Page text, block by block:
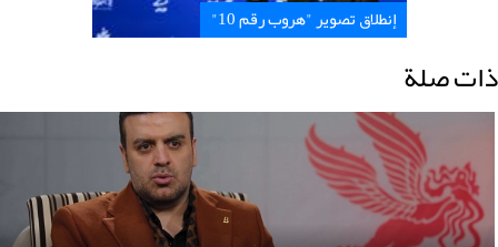
إنطلاق تصوير "هروب رقم 10"
ذات صلة